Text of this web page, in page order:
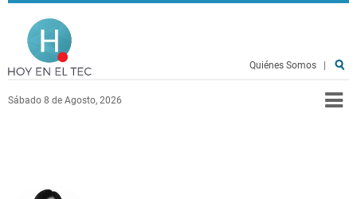
Pasar al contenido principal
Sábado 8 de Agosto, 2026
Quiénes Somos